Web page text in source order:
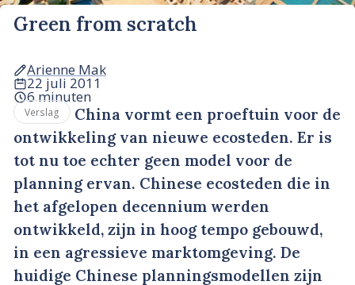
Green from scratch
Arienne Mak
22 juli 2011
6 minuten
Verslag
China vormt een proeftuin voor de
ontwikkeling van nieuwe ecosteden. Er is
tot nu toe echter geen model voor de
planning ervan. Chinese ecosteden die in
het afgelopen decennium werden
ontwikkeld, zijn in hoog tempo gebouwd,
in een agressieve marktomgeving. De
huidige Chinese planningsmodellen zijn